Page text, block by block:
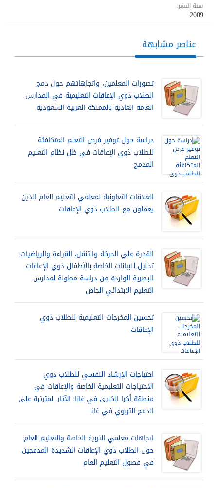
سنة النشر:
2009
عناصر مشابهة
تصورات المعلمين، واتجاهاتهم حول دمج
الطلاب ذوي الإعاقات التعليمية في المدارس
العامة العادية بالمملكة العربية السعودية
دراسة حول توفير فرص التعلم المتكافئة
للطلاب ذوي الإعاقات في ظل نظام التعليم
المدمج
العلاقات التعاونية لمعلمي التعليم العام الذين
يعملون مع الطلاب ذوي الإعاقات
القدرة علي الحركة والتنقل، القراءة والرياضيات:
تحليل للبيانات الخاصة بالأطفال ذوي الإعاقات
البصرية الواردة من دراسة مطولة لمدارس
التعليم الابتدائي الخاص
تحسين المخرجات التعليمية للطلاب ذوي
الإعاقات
احتياجات الإرشاد النفسي للطلاب ذوي
الاحتياجات التعليمية الخاصة والإعاقات في
منطقة أكرا الكبرى في غانا: الآثار المترتبة على
الدمج التربوي في غانا
اتجاهات معلمي التربية الخاصة والتعليم العام
حول الطلاب ذوي الإعاقات الشديدة المدمجين
في فصول التعليم العام